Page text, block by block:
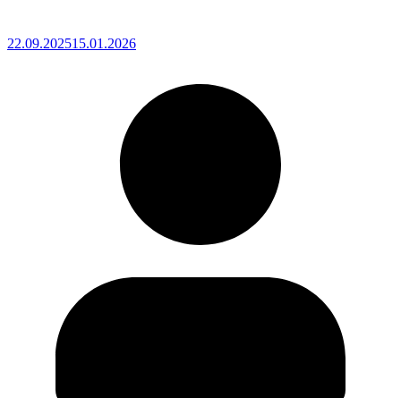
22.09.202515.01.2026